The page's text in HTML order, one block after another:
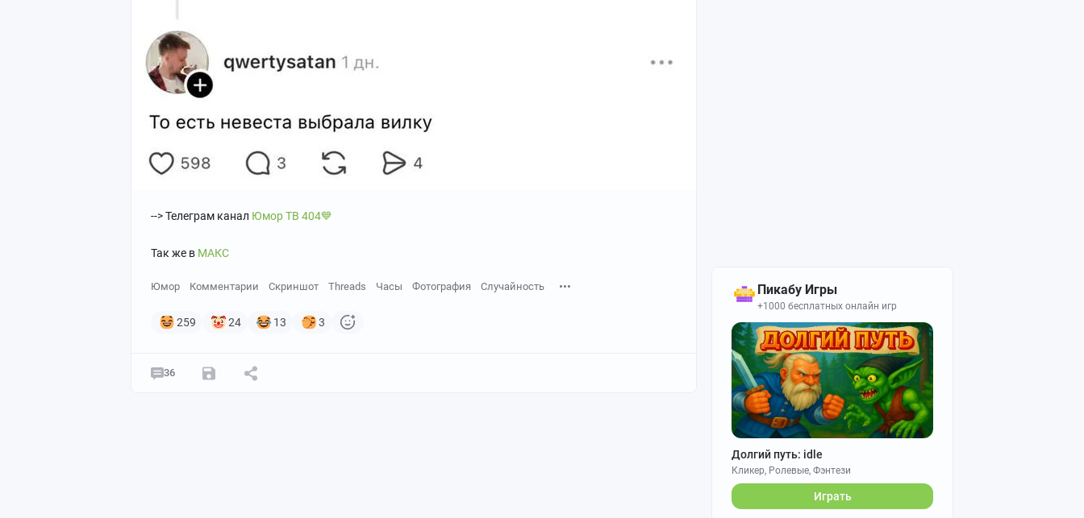
Пикабу Игры
+1000 бесплатных онлайн игр
Долгий путь: idle
Кликер, Ролевые, Фэнтези
Играть
--> Телеграм канал Юмор ТВ 404💙
Так же в МАКС
Юмор Комментарии Скриншот Threads Часы Фотография Случайность
259 24 13 3
36